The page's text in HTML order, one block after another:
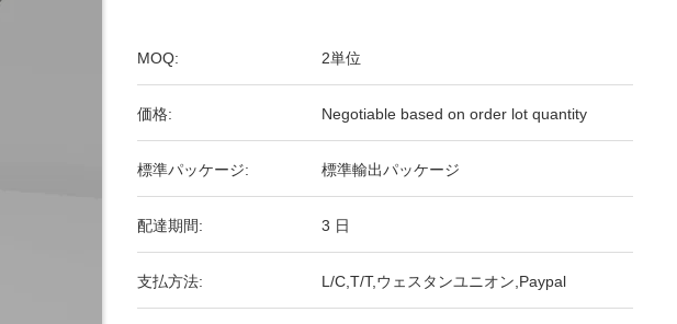
MOQ: 2単位
価格: Negotiable based on order lot quantity
標準パッケージ: 標準輸出パッケージ
配達期間: 3 日
支払方法: L/C,T/T,ウェスタンユニオン,Paypal